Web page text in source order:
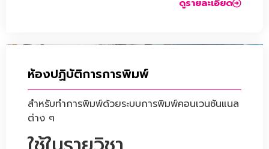
ดูรายละเอียด
ห้องปฏิบัติการการพิมพ์
สำหรับทำการพิมพ์ด้วยระบบการพิมพ์คอนเวนชันแนล
ต่าง ๆ